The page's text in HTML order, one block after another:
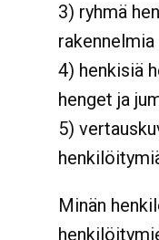
3) ryhmä
4) henkisiä
henget ja
5)
Minän